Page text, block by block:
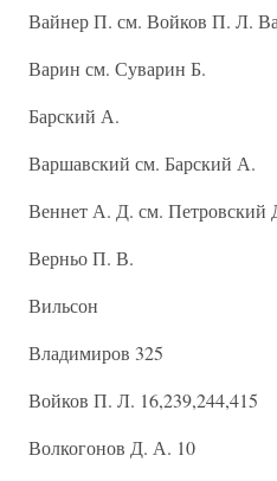
Вайнер П. см. Войков П. Л.
Варин см. Суварин Б.
Барский А.
Варшавский см. Барский А.
Веннет А. Д. см. Петровский
Верньо П. В.
Вильсон
Владимиров 325
Войков П. Л. 16,239,244,415
Волкогонов Д. А. 10